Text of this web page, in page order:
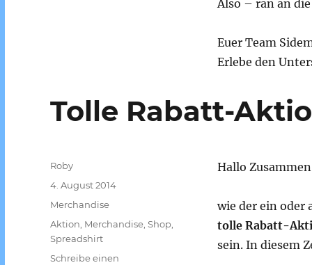
Also – ran an
Euer Team
Erlebe den
Tolle Rabatt-
Hallo
wie der ein oder
tolle Rabatt-
sein. In diesem
Autor
Roby
Veröffentlicht
am
4. August 2014
Kategorien
Merchandise
Schlagwörter
Aktion, Merchandise, Shop,
Spreadshirt
Schreibe einen